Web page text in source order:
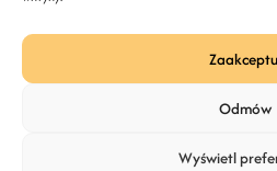
Odmów
Wyświetl
Prywatności.